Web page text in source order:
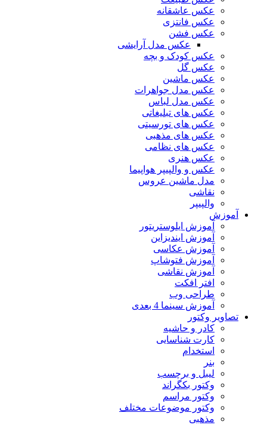
عکس عاشقانه
عکس فانتزی
عکس فشن
عکس مدل آرایشی
عکس کودک و بچه
عکس گل
عکس ماشین
عکس مدل جواهرات
عکس مدل لباس
عکس های تبلیغاتی
عکس های تورسیتی
عکس های مذهبی
عکس های نظامی
عکس هنری
عکس و والپیپر هواپیما
مدل ماشین عروس
نقاشی
والپیپر
آموزش
آموزش ایلوستریتور
آموزش ایندیزاین
آموزش عکاسی
آموزش فتوشاپ
آموزش نقاشی
افتر افکت
طراحی وب
آموزش سینما 4 بعدی
تصاویر وکتور
کادر و حاشیه
کارت شناسایی
استخدام
بنر
لیبل و برچسب
وکتور بکگراند
وکتور مراسم
وکتور موضوعات مختلف
مذهبی